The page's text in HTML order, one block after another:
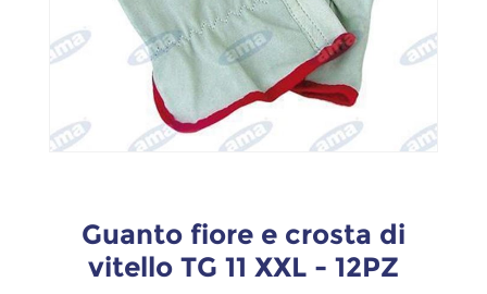
Guanto fiore e crosta di
vitello TG 11 XXL - 12PZ